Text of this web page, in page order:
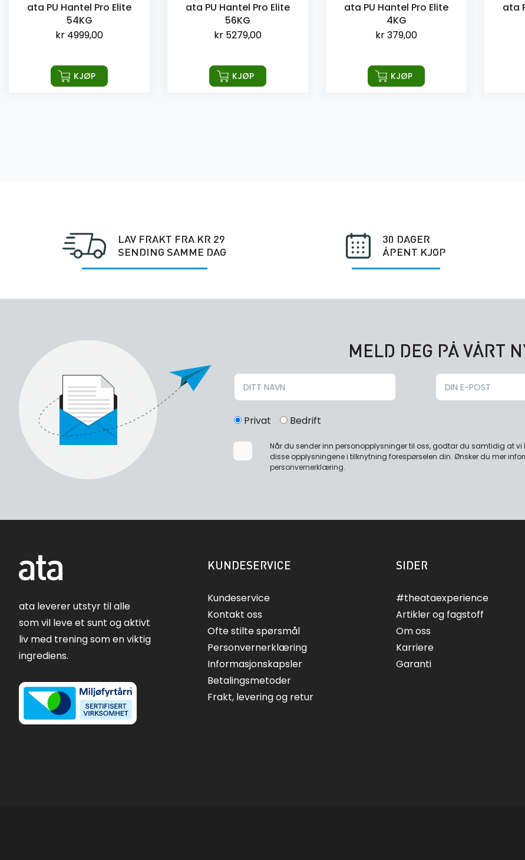
ata PU Hantel Pro Elite
54KG
kr 4999,00
KJØP
ata PU Hantel Pro Elite
56KG
kr 5279,00
KJØP
ata PU Hantel Pro Elite
4KG
kr379,00
KJØP
ata
LAV FRAKT FRA KR 29
SENDING SAMME DAG
30 DAGER
ÅPENT KJØP
MELD DEG PÅ VÅRT
Privat Bedrift
Når du sender inn personopplysninger til oss, godtar du samtidig at
disse opplysningene i tilknytning forespørselen din. Ønsker du mer
personvernerklæring.
ata leverer utstyr til alle
som vil leve et sunt og aktivt
liv med trening som en viktig
ingrediens.
KUNDESERVICE
Kundeservice
Kontakt oss
Ofte stilte spørsmål
Personvernerklæring
Informasjonskapsler
Betalingsmetoder
Frakt, levering og retur
SIDER
#theataexperience
Artikler og fagstoff
Om oss
Karriere
Garanti